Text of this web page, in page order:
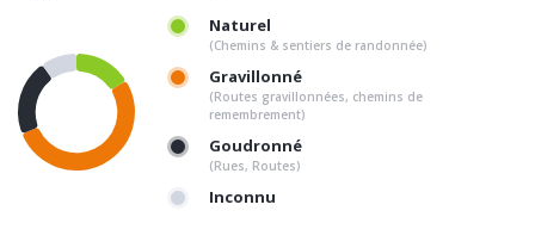
Naturel
(Chemins & sentiers de randonnée)
Gravillonné
(Routes gravillonnées, chemins de
remembrement)
Goudronné
(Rues, Routes)
Inconnu